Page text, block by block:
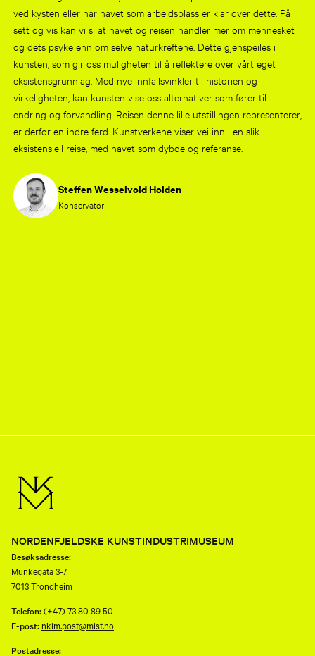
ved kysten eller har havet som arbeidsplass er klar over dette. På
sett og vis kan vi si at havet og reisen handler mer om mennesket
og dets psyke enn om selve naturkreftene. Dette gjenspeiles i
kunsten, som gir oss muligheten til å reflektere over vårt eget
eksistensgrunnlag. Med nye innfallsvinkler til historien og
virkeligheten, kan kunsten vise oss alternativer som fører til
endring og forvandling. Reisen denne lille utstillingen representerer,
er derfor en indre ferd. Kunstverkene viser vei inn i en slik
eksistensiell reise, med havet som dybde og referanse.
Steffen Wesselvold Holden
Konservator
NORDENFJELDSKE KUNSTINDUSTRIMUSEUM
Besøksadresse:
Munkegata 3-7
7013 Trondheim
Telefon:(+47) 73 80 89 50
E-post: nkim.post@mist.no
Postadresse: